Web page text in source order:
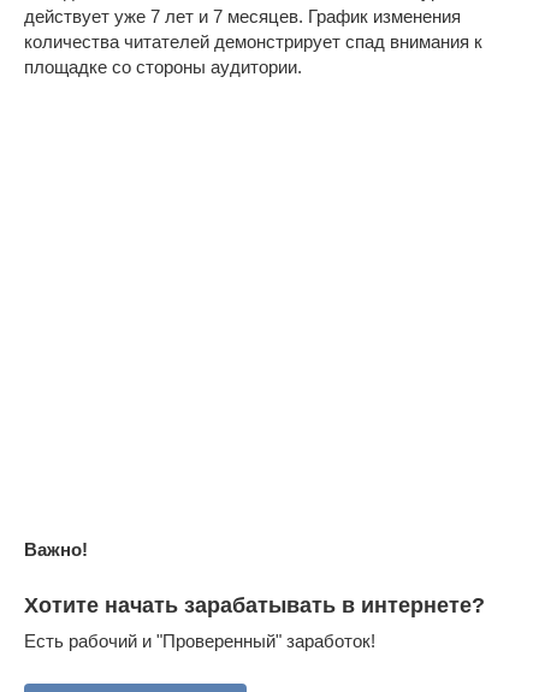
действует уже 7 лет и 7 месяцев. График изменения
количества читателей демонстрирует спад внимания к
площадке со стороны аудитории.
Важно!
Хотите начать зарабатывать в интернете?
Есть рабочий и "Проверенный" заработок!